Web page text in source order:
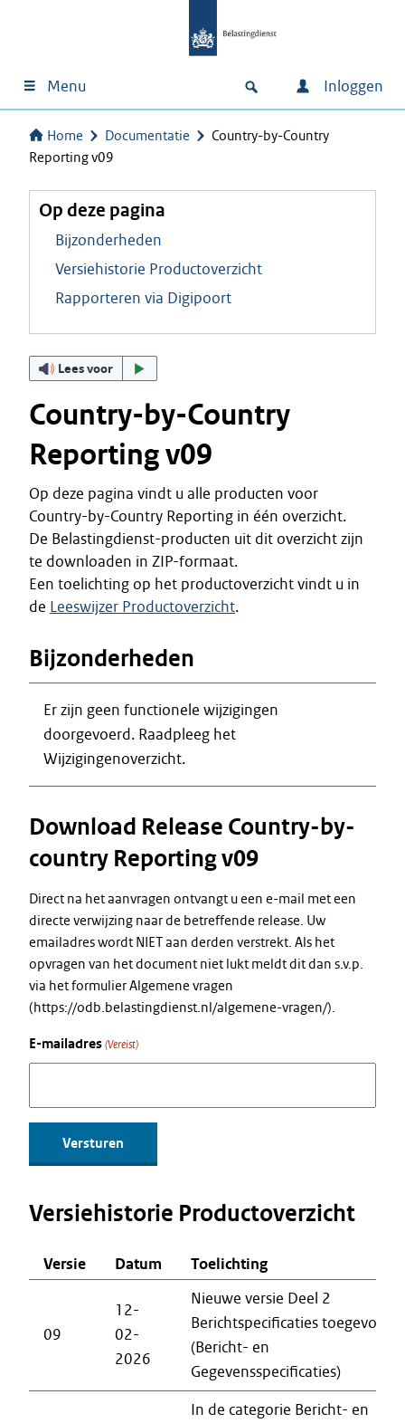
Menu Inloggen
Home Documentatie
Country-by-Country
Reporting v09
Op deze pagina
Bijzonderheden
Versiehistorie Productoverzicht
Rapporteren via Digipoort
Lees voor
Country-by-Country
Reporting v09
Op deze pagina vindt u alle producten voor
Country-by-Country Reporting in één overzicht.
De Belastingdienst-producten uit dit overzicht zijn
te downloaden in ZIP-formaat.
Een toelichting op het productoverzicht vindt u in
de Leeswijzer Productoverzicht.
Bijzonderheden
Er zijn geen functionele wijzigingen
doorgevoerd. Raadpleeg het
Wijzigingenoverzicht.
Download Release Country-by-
country Reporting v09
Direct na het aanvragen ontvangt u een e-mail met een
directe verwijzing naar de betreffende release. Uw
emailadres wordt NIET aan derden verstrekt. Als het
opvragen van het document niet lukt meldt dit dan s.v.p.
via het formulier Algemene vragen
(https://odb.belastingdienst.nl/algemene-vragen/).
E-mailadres (Vereist)
Versiehistorie Productoverzicht
Versie Datum Toelichting
09
12-
02-
2026
Nieuwe versie Deel 2
Berichtspecificaties toegevoegd
(Bericht- en
Gegevensspecificaties)
In de categorie Bericht- en